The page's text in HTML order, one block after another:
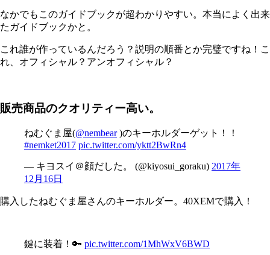
なかでもこのガイドブックが超わかりやすい。本当によく出来
たガイドブックかと。
これ誰が作っているんだろう？説明の順番とか完璧ですね！こ
れ、オフィシャル？アンオフィシャル？
販売商品のクオリティー高い。
ねむぐま屋(@nembear)のキーホルダーゲット！！
#nemket2017 pic.twitter.com/yktt2BwRn4
— キヨスイ＠顔だした。 (@kiyosui_goraku) 2017年
12月16日
購入したねむぐま屋さんのキーホルダー。40XEMで購入！
鍵に装着！🔑 pic.twitter.com/1MhWxV6BWD